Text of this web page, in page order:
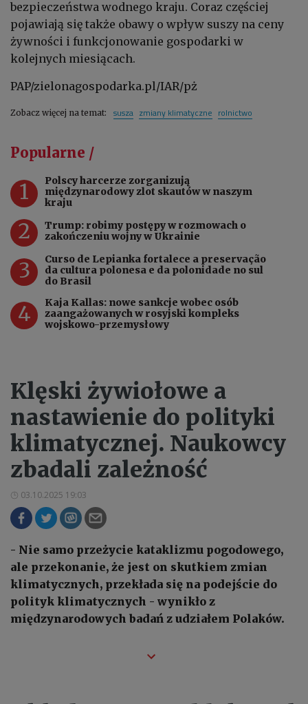
bezpieczeństwa wodnego kraju. Coraz częściej
pojawiają się także obawy o wpływ suszy na ceny
żywności i funkcjonowanie gospodarki w
kolejnych miesiącach.
PAP/zielonagospodarka.pl/IAR/pż
Zobacz więcej na temat: susza zmiany klimatyczne rolnictwo
Popularne /
1
Polscy harcerze zorganizują
międzynarodowy zlot skautów w naszym
kraju
2
Trump: robimy postępy w rozmowach o
zakończeniu wojny w Ukrainie
3
Curso de Lepianka fortalece a preservação
da cultura polonesa e da polonidade no sul
do Brasil
4
Kaja Kallas: nowe sankcje wobec osób
zaangażowanych w rosyjski kompleks
wojskowo-przemysłowy
Klęski żywiołowe a
nastawienie do polityki
klimatycznej. Naukowcy
zbadali zależność
03.10.2025 19:03
- Nie samo przeżycie kataklizmu pogodowego,
ale przekonanie, że jest on skutkiem zmian
klimatycznych, przekłada się na podejście do
polityk klimatycznych - wynikło z
międzynarodowych badań z udziałem Polaków.